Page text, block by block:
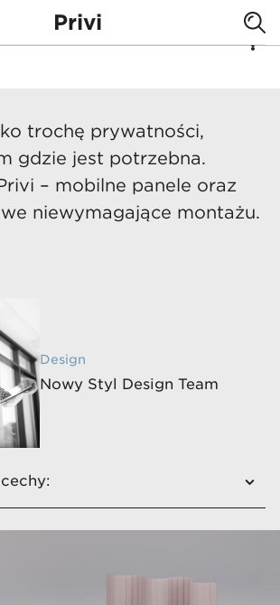
Privi
space
trochę prywatności,
gdzie jest potrzebna.
– mobilne panele oraz
niewymagające montażu.
Design
Nowy Styl Design Team
w pełni tapicerowane